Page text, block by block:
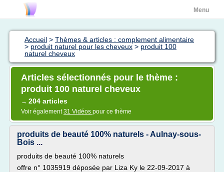
Menu
Accueil > Thèmes & articles : complement alimentaire
> produit naturel pour les cheveux > produit 100
naturel cheveux
Articles sélectionnés pour le thème :
produit 100 naturel cheveux
→ 204 articles
Voir également31 Vidéos pour ce thème
produits de beauté 100% naturels - Aulnay-sous-
Bois ...
produits de beauté 100% naturels
offre n° 1035919 déposée par Liza Ky le 22-09-2017 à